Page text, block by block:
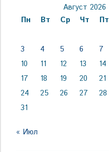
Август 2026
Пн
Вт Ср Чт Пт
3
4 5 6 7
10
11 12 13 14
17
18 19 20 21
24
25 26 27 28
31
« Июл